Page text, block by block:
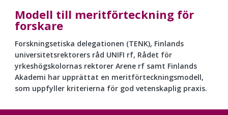
Modell till meritförteckning för
forskare
Forskningsetiska delegationen (TENK), Finlands
universitetsrektorers råd UNIFI rf, Rådet för
yrkeshögskolornas rektorer Arene rf samt Finlands
Akademi har upprättat en meritförteckningsmodell,
som uppfyller kriterierna för god vetenskaplig praxis.